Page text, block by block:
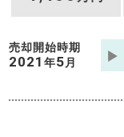
売却開始時期
2021年5 月